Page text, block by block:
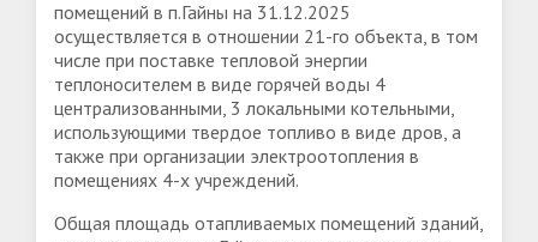
помещений в п.Гайны на 31.12.2025
осуществляется в отношении 21-го объекта, в том
числе при поставке тепловой энергии
теплоносителем в виде горячей воды 4
централизованными, 3 локальными котельными,
использующими твердое топливо в виде дров, а
также при организации электроотопления в
помещениях 4-х учреждений.
Общая площадь отапливаемых помещений зданий,